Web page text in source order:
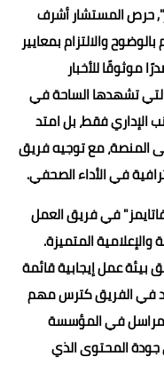
حرص المستشار أشرف
والالتزام بمعايير
موثوقًا للأخبار
تشهدها الساحة في
الإداري فقط، بل امتد
المنصة، مع توجيه فريق
في الأداء الصحفي.
في فريق العمل
المتميزة.
بيئة عمل إيجابية قائمة
في الفريق كترس مهم
في المؤسسة
المحتوى الذي